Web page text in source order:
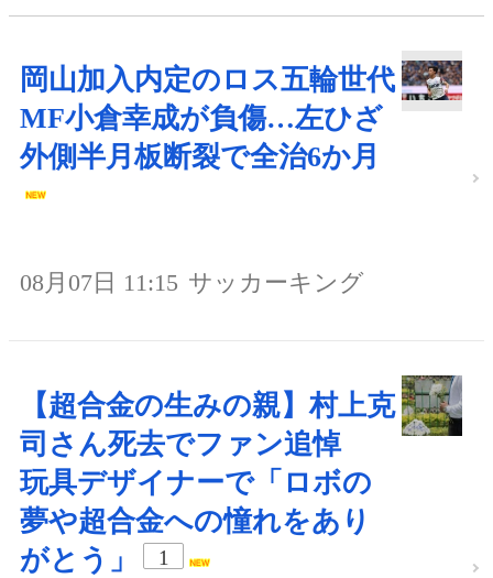
岡山加入内定のロス五輪世代
MF小倉幸成が負傷…左ひざ
外側半月板断裂で全治6か月
08月07日 11:15 サッカーキング
【超合金の生みの親】村上克
司さん死去でファン追悼
玩具デザイナーで「ロボの
夢や超合金への憧れをあり
がとう」
1